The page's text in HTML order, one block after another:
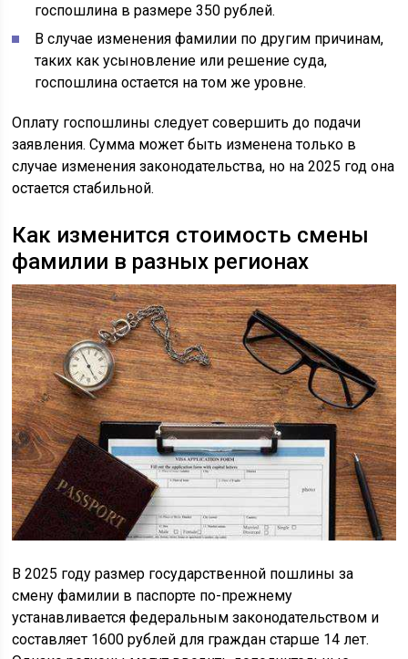
госпошлина в размере 350 рублей.
В случае изменения фамилии по другим причинам,
таких как усыновление или решение суда,
госпошлина остается на том же уровне.
Оплату госпошлины следует совершить до подачи
заявления. Сумма может быть изменена только в
случае изменения законодательства, но на 2025 год она
остается стабильной.
Как изменится стоимость смены
фамилии в разных регионах
В 2025 году размер государственной пошлины за
смену фамилии в паспорте по-прежнему
устанавливается федеральным законодательством и
составляет 1600 рублей для граждан старше 14 лет.